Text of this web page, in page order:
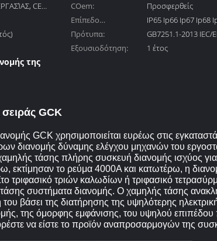
CE,
COem:
Προσφερθείς
Επίπεδο
προστασίας:
IP65 Ip66 Ip67 Ip68
Πρότυπα:
GB7251.1-2013 IEC/
Εξουσιοδότηση:
1 έτος
της
GCK
GCK χρησιμοποιείται ευρέως στις
διανομής δύναμης ελέγχου μηχανών του
χαμηλής τάσης πλήρης συσκευή διανομής ισχύος
εκτίμησαν το ρεύμα 4000A και κατωτέρω, η
τριφασικό τριών καλωδίων ή τριφασικό
συστήματα διανομής. Ο χαμηλής τάσης
του βάσει της διατήρησης της υψηλότερης
της όμορφης εμφάνισης, του υψηλού επιπέδου
να είστε το προϊόν αναπροσαρμογών της